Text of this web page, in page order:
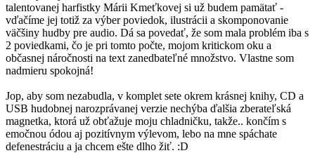
talentovanej harfistky Márii Kmeťkovej si už budem pamätať -
vďačíme jej totiž za výber poviedok, ilustrácii a skomponovanie
väčšiny hudby pre audio. Dá sa povedať, že som mala problém iba s
2 poviedkami, čo je pri tomto počte, mojom kritickom oku a
občasnej náročnosti na text zanedbateľné množstvo. Vlastne som
nadmieru spokojná!
Jop, aby som nezabudla, v komplet sete okrem krásnej knihy, CD a
USB hudobnej narozprávanej verzie nechýba ďalšia zberateľská
magnetka, ktorá už obťažuje moju chladničku, takže.. končím s
emočnou ódou aj pozitívnym výlevom, lebo na mne spáchate
defenestráciu a ja chcem ešte dlho žiť. :D